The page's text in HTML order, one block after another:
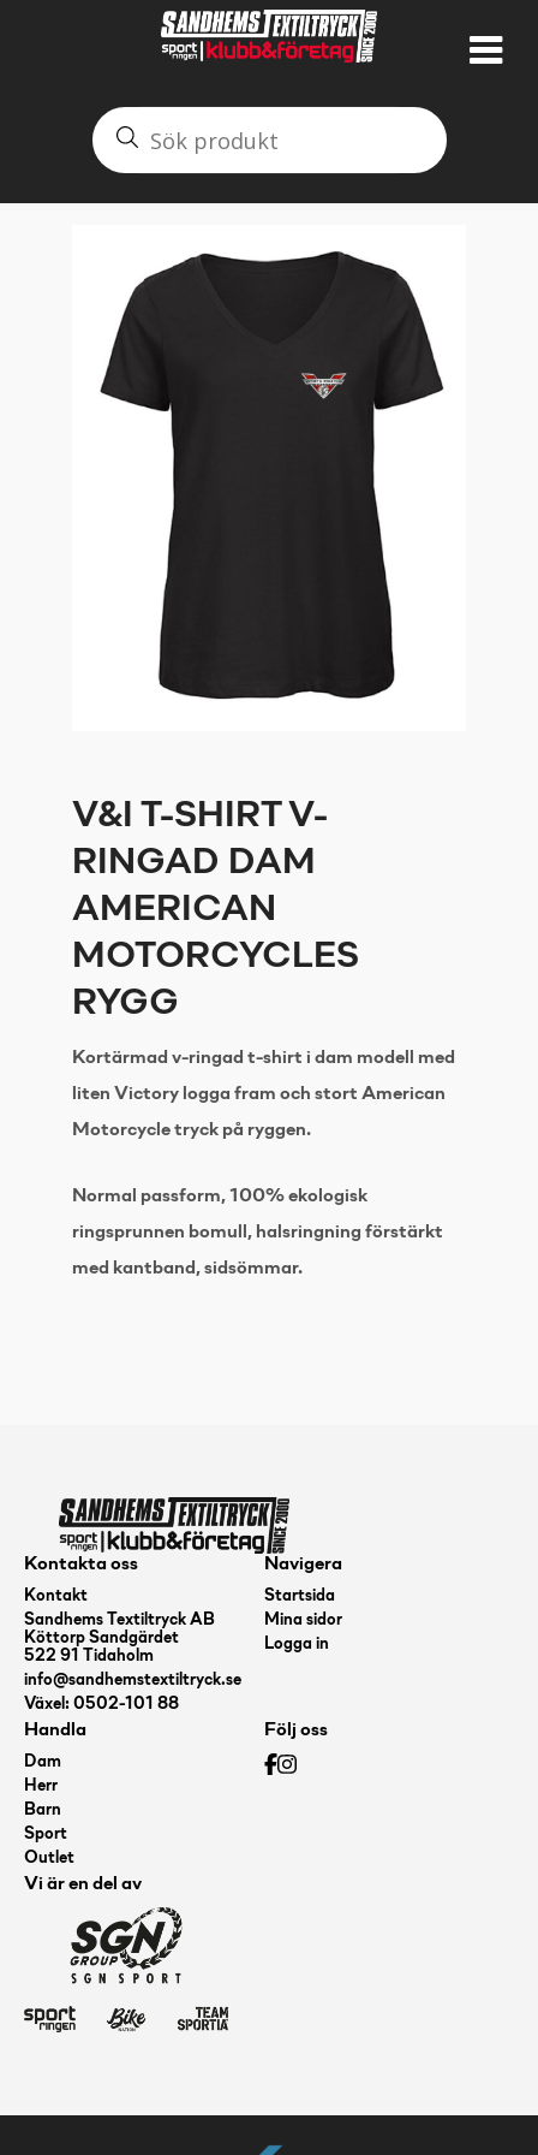
V&I T-SHIRT V-
RINGAD DAM
AMERICAN
MOTORCYCLES
RYGG
Kortärmad v-ringad t-shirt i dam modell med
liten Victory logga fram och stort American
Motorcycle tryck på ryggen.
Normal passform, 100% ekologisk
ringsprunnen bomull, halsringning förstärkt
med kantband, sidsömmar.
Kontakta oss
Kontakt
Sandhems Textiltryck AB
Köttorp Sandgärdet
522 91 Tidaholm
info@sandhemstextiltryck.se
Växel: 0502-101 88
Navigera
Startsida
Mina sidor
Logga in
Handla
Dam
Herr
Barn
Sport
Outlet
Följ oss
Vi är en del av